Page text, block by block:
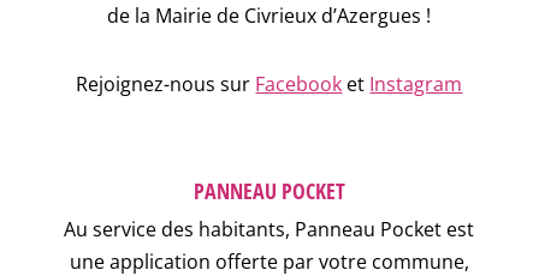
de la Mairie de Civrieux d’Azergues !
Rejoignez-nous sur Facebook et Instagram
PANNEAU POCKET
Au service des habitants, Panneau Pocket est
une application offerte par votre commune,